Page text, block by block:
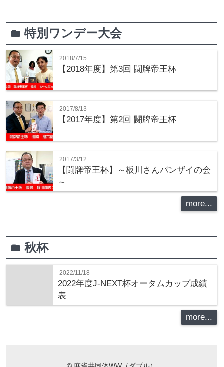
folder特別ワンデー大会
2018/7/15
【2018年度】第3回 闘牌帝王杯
2017/8/13
【2017年度】第2回 闘牌帝王杯
2017/3/12
【闘牌帝王杯】～板川さんバンザイの会
～
more...
folder秋杯
2022/11/18
2022年度J-NEXT杯オータムカップ成績
表
more...